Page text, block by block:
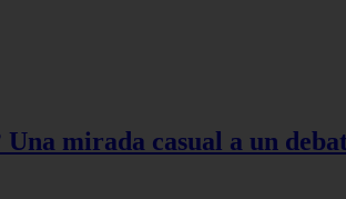
mirada casual a un